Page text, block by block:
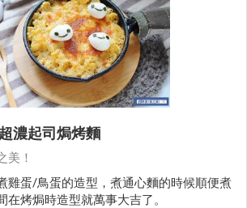
濃起司焗烤麵
美！
雞蛋/鳥蛋的造型，煮通心麵的時候順便煮
在烤焗時造型就萬事大吉了。